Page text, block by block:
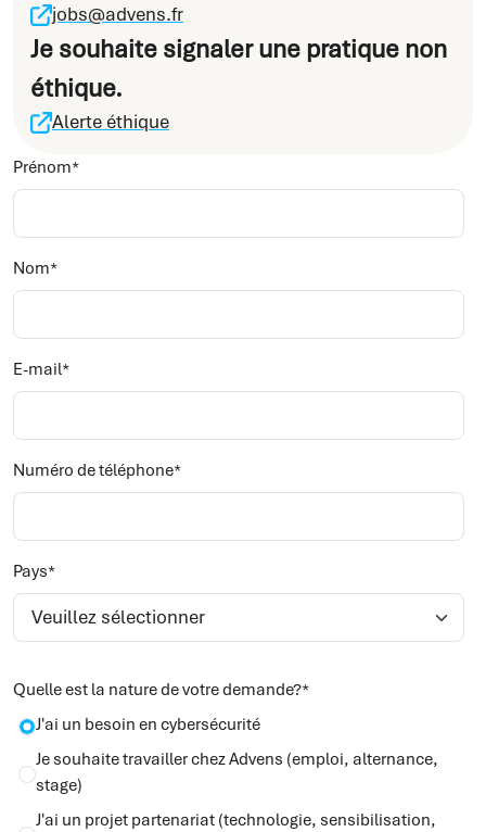
jobs@advens.fr
Je souhaite signaler une pratique non
éthique.
Alerte éthique
Prénom*
Nom*
E-mail*
Numéro de téléphone*
Pays*
Quelle est la nature de votre demande?*
J'ai un besoin en cybersécurité
Je souhaite travailler chez Advens (emploi, alternance,
stage)
J'ai un projet partenariat (technologie, sensibilisation,